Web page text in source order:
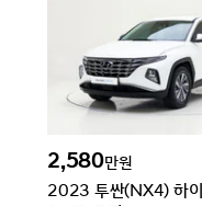
2,580만원
2023 투싼(NX4) 하